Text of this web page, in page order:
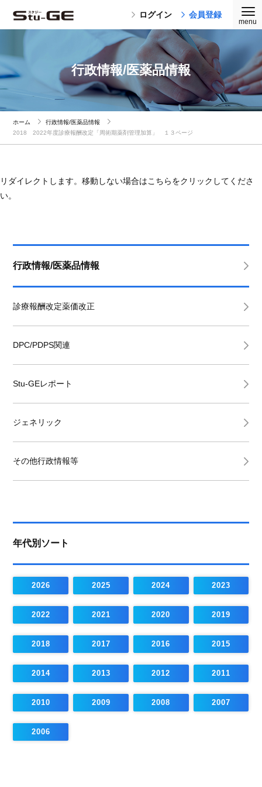
ログイン 会員登録
行政情報/医薬品情報
ホーム
行政情報/医薬品情報
2018 2022年度診療報酬改定「周術期薬剤管理加算」 １３ページ
リダイレクトします。移動しない場合はこちらをクリックしてくださ
い。
行政情報/医薬品情報
診療報酬改定薬価改正
DPC/PDPS関連
Stu-GEレポート
ジェネリック
その他行政情報等
年代別ソート
2026 2025 2024 2023
2022 2021 2020 2019
2018 2017 2016 2015
2014 2013 2012 2011
2010 2009 2008 2007
2006